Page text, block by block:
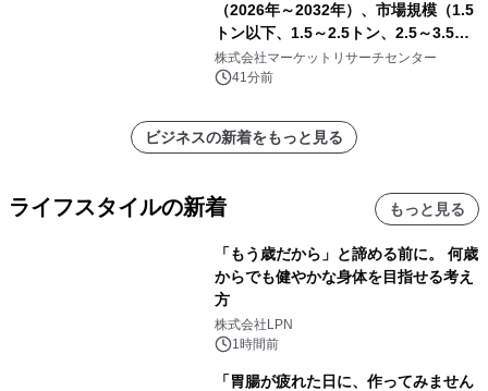
（2026年～2032年）、市場規模（1.5
トン以下、1.5～2.5トン、2.5～3.5ト
ン、3.5～5.0トン、その他）・分析レ
ポートを発表
株式会社マーケットリサーチセンター
41分前
ビジネスの新着をもっと見る
ライフスタイルの新着 もっと見る
「もう歳だから」と諦める前に。 何歳
からでも健やかな身体を目指せる考え
方
株式会社LPN
1時間前
「胃腸が疲れた日に、作ってみません